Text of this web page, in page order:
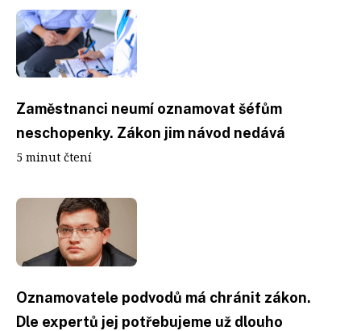
Zaměstnanci neumí oznamovat šéfům
neschopenky. Zákon jim návod nedává
5 minut čtení
Oznamovatele podvodů má chránit zákon.
Dle expertů jej potřebujeme už dlouho